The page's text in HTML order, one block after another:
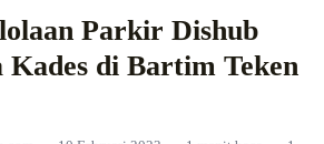
Parkir Dishub
Kades di Bartim Teken